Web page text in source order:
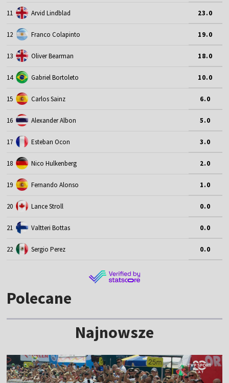
11 Arvid Lindblad 23.0
12 Franco Colapinto 19.0
13 Oliver Bearman 18.0
14 Gabriel Bortoleto 10.0
15 Carlos Sainz 6.0
16 Alexander Albon 5.0
17 Esteban Ocon 3.0
18 Nico Hulkenberg 2.0
19 Fernando Alonso 1.0
20 Lance Stroll 0.0
21 Valtteri Bottas 0.0
22 Sergio Perez 0.0
Polecane
Najnowsze